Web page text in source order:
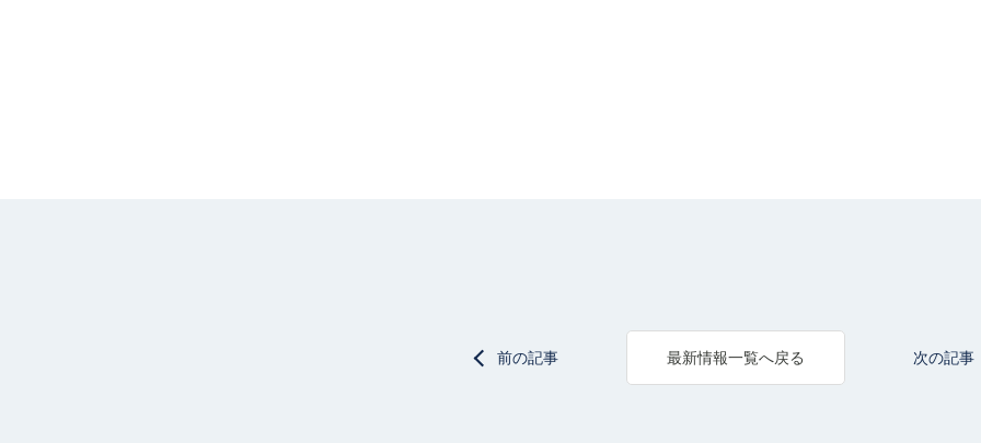
前の記事 最新情報一覧へ戻る 次の記事